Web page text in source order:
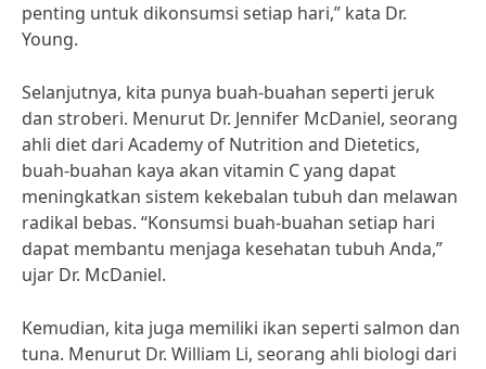
penting untuk dikonsumsi setiap hari,” kata Dr.
Young.
Selanjutnya, kita punya buah-buahan seperti jeruk
dan stroberi. Menurut Dr. Jennifer McDaniel, seorang
ahli diet dari Academy of Nutrition and Dietetics,
buah-buahan kaya akan vitamin C yang dapat
meningkatkan sistem kekebalan tubuh dan melawan
radikal bebas. “Konsumsi buah-buahan setiap hari
dapat membantu menjaga kesehatan tubuh Anda,”
ujar Dr. McDaniel.
Kemudian, kita juga memiliki ikan seperti salmon dan
tuna. Menurut Dr. William Li, seorang ahli biologi dari